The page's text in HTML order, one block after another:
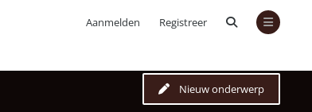
Aanmelden Registreer
Nieuw onderwerp